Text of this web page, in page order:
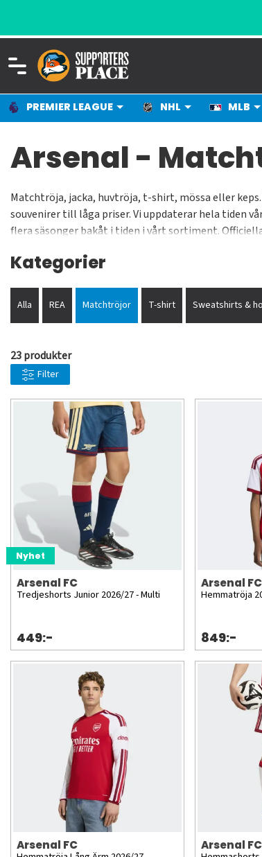
PREMIER LEAGUE NHL MLB
Arsenal -
Matchtröja, jacka, huvtröja, t-shirt, mössa eller
souvenirer till låga priser. Vi uppdaterar hela tiden
flera säsonger bakåt i tiden i vårt sortiment.
Kategorier
Alla REA Matchtröjor T-shirt Sweatshirts &
23 produkter
Filter
Nyhet
Arsenal FC
Tredjeshorts Junior 2026/27 - Multi
449:-
Arsenal FC
Hemmatröja
849:-
Arsenal FC
Arsenal FC